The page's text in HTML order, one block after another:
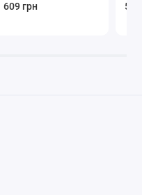
609 грн 5